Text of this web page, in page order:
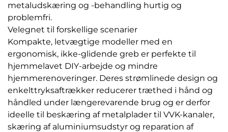
metaludskæring og -behandling hurtig og
problemfri.
Velegnet til forskellige scenarier
Kompakte, letvægtige modeller med en
ergonomisk, ikke-glidende greb er perfekte til
hjemmelavet DIY-arbejde og mindre
hjemmerenoveringer. Deres strømlinede design og
enkelttryksaftrækker reducerer træthed i hånd og
håndled under længerevarende brug og er derfor
ideelle til beskæring af metalplader til VVK-kanaler,
skæring af aluminiumsudstyr og reparation af